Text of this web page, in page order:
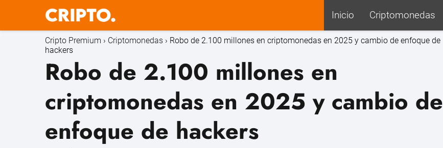
Inicio Criptomonedas
Cripto Premium Criptomonedas
Robo de 2.100 millones en criptomonedas en 2025 y cambio de enfoque de
hackers
Robo de 2.100 millones en
criptomonedas en 2025 y cambio de
enfoque de hackers